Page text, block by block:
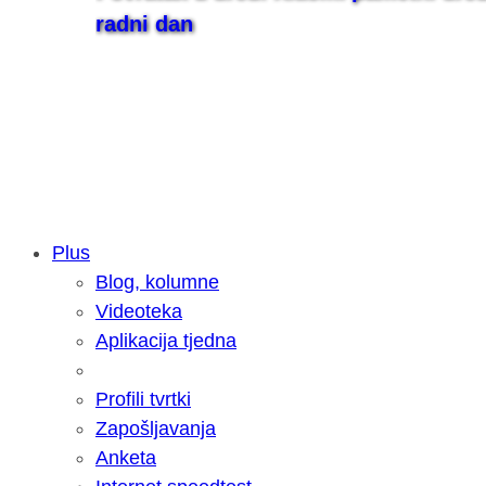
radni dan
Samsung otkrio kako je nastajala
razvoja donijelo tanje i izdržljivije
Plus
Blog, kolumne
Videoteka
Aplikacija tjedna
Profili tvrtki
Zapošljavanja
Anketa